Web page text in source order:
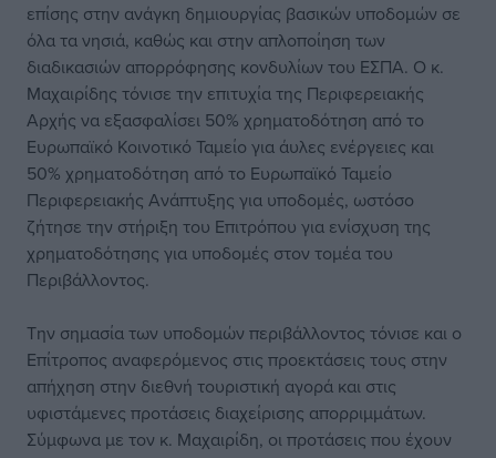
επίσης στην ανάγκη δημιουργίας βασικών υποδομών σε
όλα τα νησιά, καθώς και στην απλοποίηση των
διαδικασιών απορρόφησης κονδυλίων του ΕΣΠΑ. Ο κ.
Μαχαιρίδης τόνισε την επιτυχία της Περιφερειακής
Αρχής να εξασφαλίσει 50% χρηματοδότηση από το
Ευρωπαϊκό Κοινοτικό Ταμείο για άυλες ενέργειες και
50% χρηματοδότηση από το Ευρωπαϊκό Ταμείο
Περιφερειακής Ανάπτυξης για υποδομές, ωστόσο
ζήτησε την στήριξη του Επιτρόπου για ενίσχυση της
χρηματοδότησης για υποδομές στον τομέα του
Περιβάλλοντος.
Την σημασία των υποδομών περιβάλλοντος τόνισε και ο
Επίτροπος αναφερόμενος στις προεκτάσεις τους στην
απήχηση στην διεθνή τουριστική αγορά και στις
υφιστάμενες προτάσεις διαχείρισης απορριμμάτων.
Σύμφωνα με τον κ. Μαχαιρίδη, οι προτάσεις που έχουν